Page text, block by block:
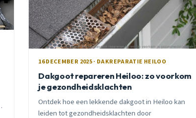
16 DECEMBER 2025 · DAKREPARATIE HEILOO
Dakgoot repareren Heiloo: zo voorkom
je gezondheidsklachten
Ontdek hoe een lekkende dakgoot in Heiloo kan
leiden tot gezondheidsklachten door